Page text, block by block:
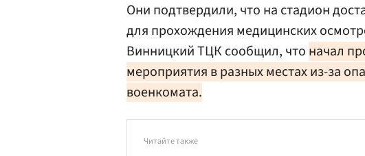
Они подтвердили, что на стадион
для прохождения медицинских
Винницкий ТЦК сообщил, что начал
мероприятия в разных местах из-за
военкомата.
Читайте также